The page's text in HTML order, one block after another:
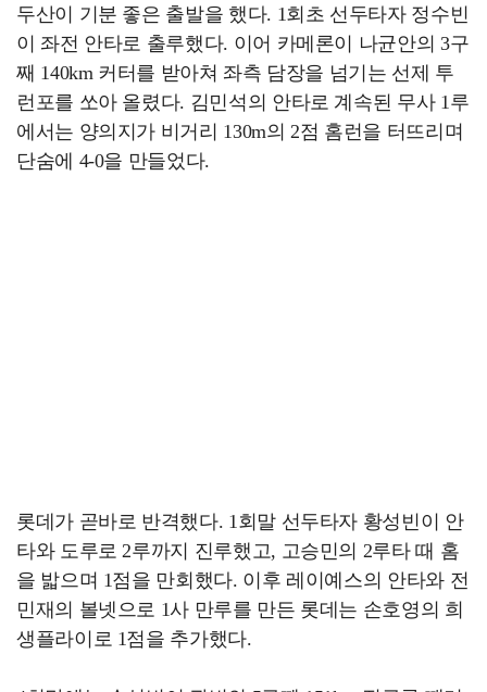
두산이 기분 좋은 출발을 했다. 1회초 선두타자 정수빈
이 좌전 안타로 출루했다. 이어 카메론이 나균안의 3구
째 140km 커터를 받아쳐 좌측 담장을 넘기는 선제 투
런포를 쏘아 올렸다. 김민석의 안타로 계속된 무사 1루
에서는 양의지가 비거리 130m의 2점 홈런을 터뜨리며
단숨에 4-0을 만들었다.
롯데가 곧바로 반격했다. 1회말 선두타자 황성빈이 안
타와 도루로 2루까지 진루했고, 고승민의 2루타 때 홈
을 밟으며 1점을 만회했다. 이후 레이예스의 안타와 전
민재의 볼넷으로 1사 만루를 만든 롯데는 손호영의 희
생플라이로 1점을 추가했다.